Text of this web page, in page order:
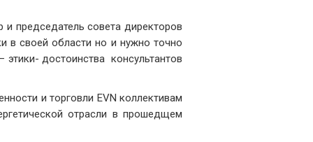
председатель совета директоров
в своей области но и нужно точно
этики- достоинства консультантов
и торговли EVN коллективам
отрасли в прошедщем